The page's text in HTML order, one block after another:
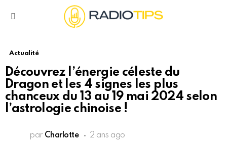
Actualité
Découvrez l’énergie céleste du
Dragon et les 4 signes les plus
chanceux du 13 au 19 mai 2024 selon
l’astrologie chinoise !
par Charlotte 2 ans ago